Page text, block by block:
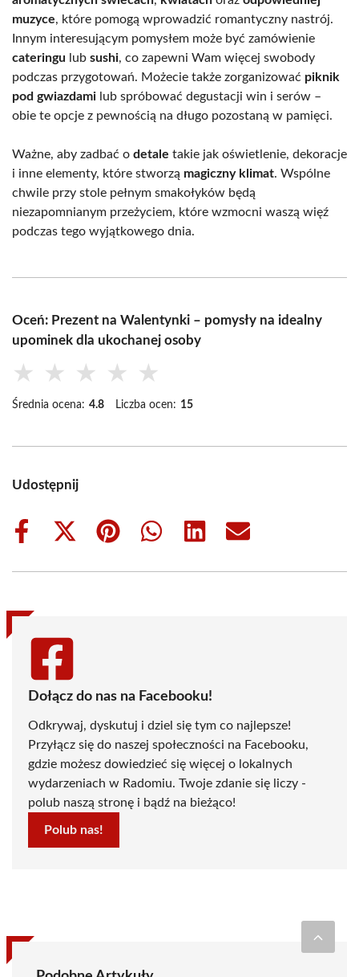
muzyce, które pomogą wprowadzić romantyczny nastrój.
Innym interesującym pomysłem może być zamówienie
cateringu lub sushi, co zapewni Wam więcej swobody
podczas przygotowań. Możecie także zorganizować piknik
pod gwiazdami lub spróbować degustacji win i serów –
obie te opcje z pewnością na długo pozostaną w pamięci.
Ważne, aby zadbać o detale takie jak oświetlenie, dekoracje
i inne elementy, które stworzą magiczny klimat. Wspólne
chwile przy stole pełnym smakołyków będą
niezapomnianym przeżyciem, które wzmocni waszą więź
podczas tego wyjątkowego dnia.
Oceń: Prezent na Walentynki – pomysły na idealny
upominek dla ukochanej osoby
★ ★ ★ ★ ★
Średnia ocena: 4.8 Liczba ocen: 15
Udostępnij
Share
Share
(Twitter)
Share
Share
Share
Share
Dołącz do nas na Facebooku!
Odkrywaj, dyskutuj i dziel się tym co najlepsze!
Przyłącz się do naszej społeczności na Facebooku,
gdzie możesz dowiedzieć się więcej o lokalnych
wydarzeniach w Radomiu. Twoje zdanie się liczy -
polub naszą stronę i bądź na bieżąco!
Polub nas!